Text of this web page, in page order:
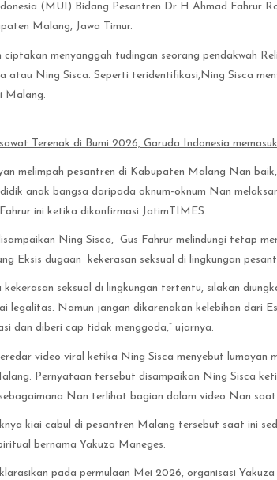
(MUI) Bidang Pesantren Dr H Ahmad Fahrur
Malang, Jawa Timur.
menyanggah tudingan seorang pendakwah
atau Ning Sisca. Seperti teridentifikasi,Ning Sisca
Malang.
Terenak di Bumi 2026, Garuda Indonesia
melimpah pesantren di Kabupaten Malang Nan
anak bangsa daripada oknum-oknum Nan
ini ketika dikonfirmasi JatimTIMES.
Ning Sisca, Gus Fahrur melindungi tetap
Eksis dugaan kekerasan seksual di lingkungan
seksual di lingkungan tertentu, silakan
legalitas. Namun jangan dikarenakan kelebihan dari
dan diberi cap tidak menggoda,” ujarnya.
video viral ketika Ning Sisca menyebut lumayan
Pernyataan tersebut disampaikan Ning Sisca
Nan terlihat bagian dalam video Nan
kiai cabul di pesantren Malang tersebut saat ini
bernama Yakuza Maneges.
pada permulaan Mei 2026, organisasi Yakuza